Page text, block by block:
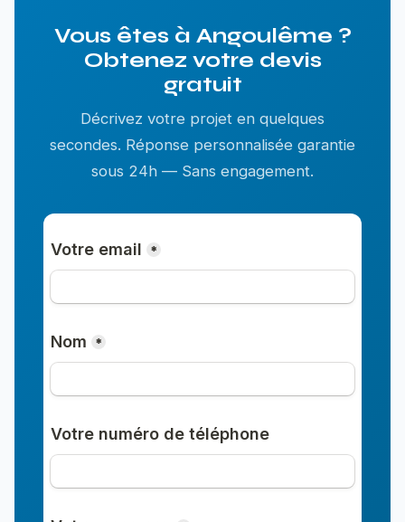
Vous êtes à Angoulême ?
Obtenez votre devis
gratuit
Décrivez votre projet en quelques
secondes. Réponse personnalisée garantie
sous 24h — Sans engagement.